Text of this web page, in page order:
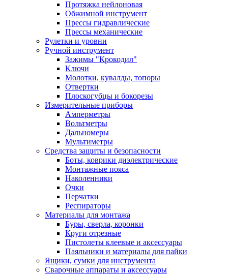
Протяжка нейлоновая
Обжимной инструмент
Прессы гидравлические
Прессы механические
Рулетки и уровни
Ручной инструмент
Зажимы "Крокодил"
Ключи
Молотки, кувалды, топоры
Отвертки
Плоскогубцы и бокорезы
Измерительные приборы
Амперметры
Вольтметры
Дальномеры
Мультиметры
Средства защиты и безопасности
Боты, коврики диэлектрические
Монтажные пояса
Наколенники
Очки
Перчатки
Респираторы
Материалы для монтажа
Буры, сверла, коронки
Круги отрезные
Пистолеты клеевые и аксессуары
Паяльники и материалы для пайки
Ящики, сумки для инструмента
Сварочные аппараты и аксессуары